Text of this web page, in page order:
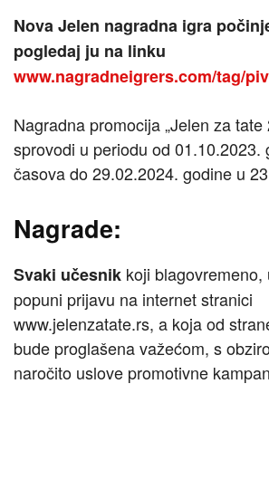
Nova Jelen nagradna igra
pogledaj ju na linku
www.nagradneigrers.com/tag/
Nagradna promocija „Jelen za tate
sprovodi u periodu od 01.10.2023.
časova do 29.02.2024. godine u
Nagrade:
Svaki učesnik koji
popuni prijavu na internet stranici
www.jelenzatate.rs, a koja od
bude proglašena važećom, s
naročito uslove promotivne